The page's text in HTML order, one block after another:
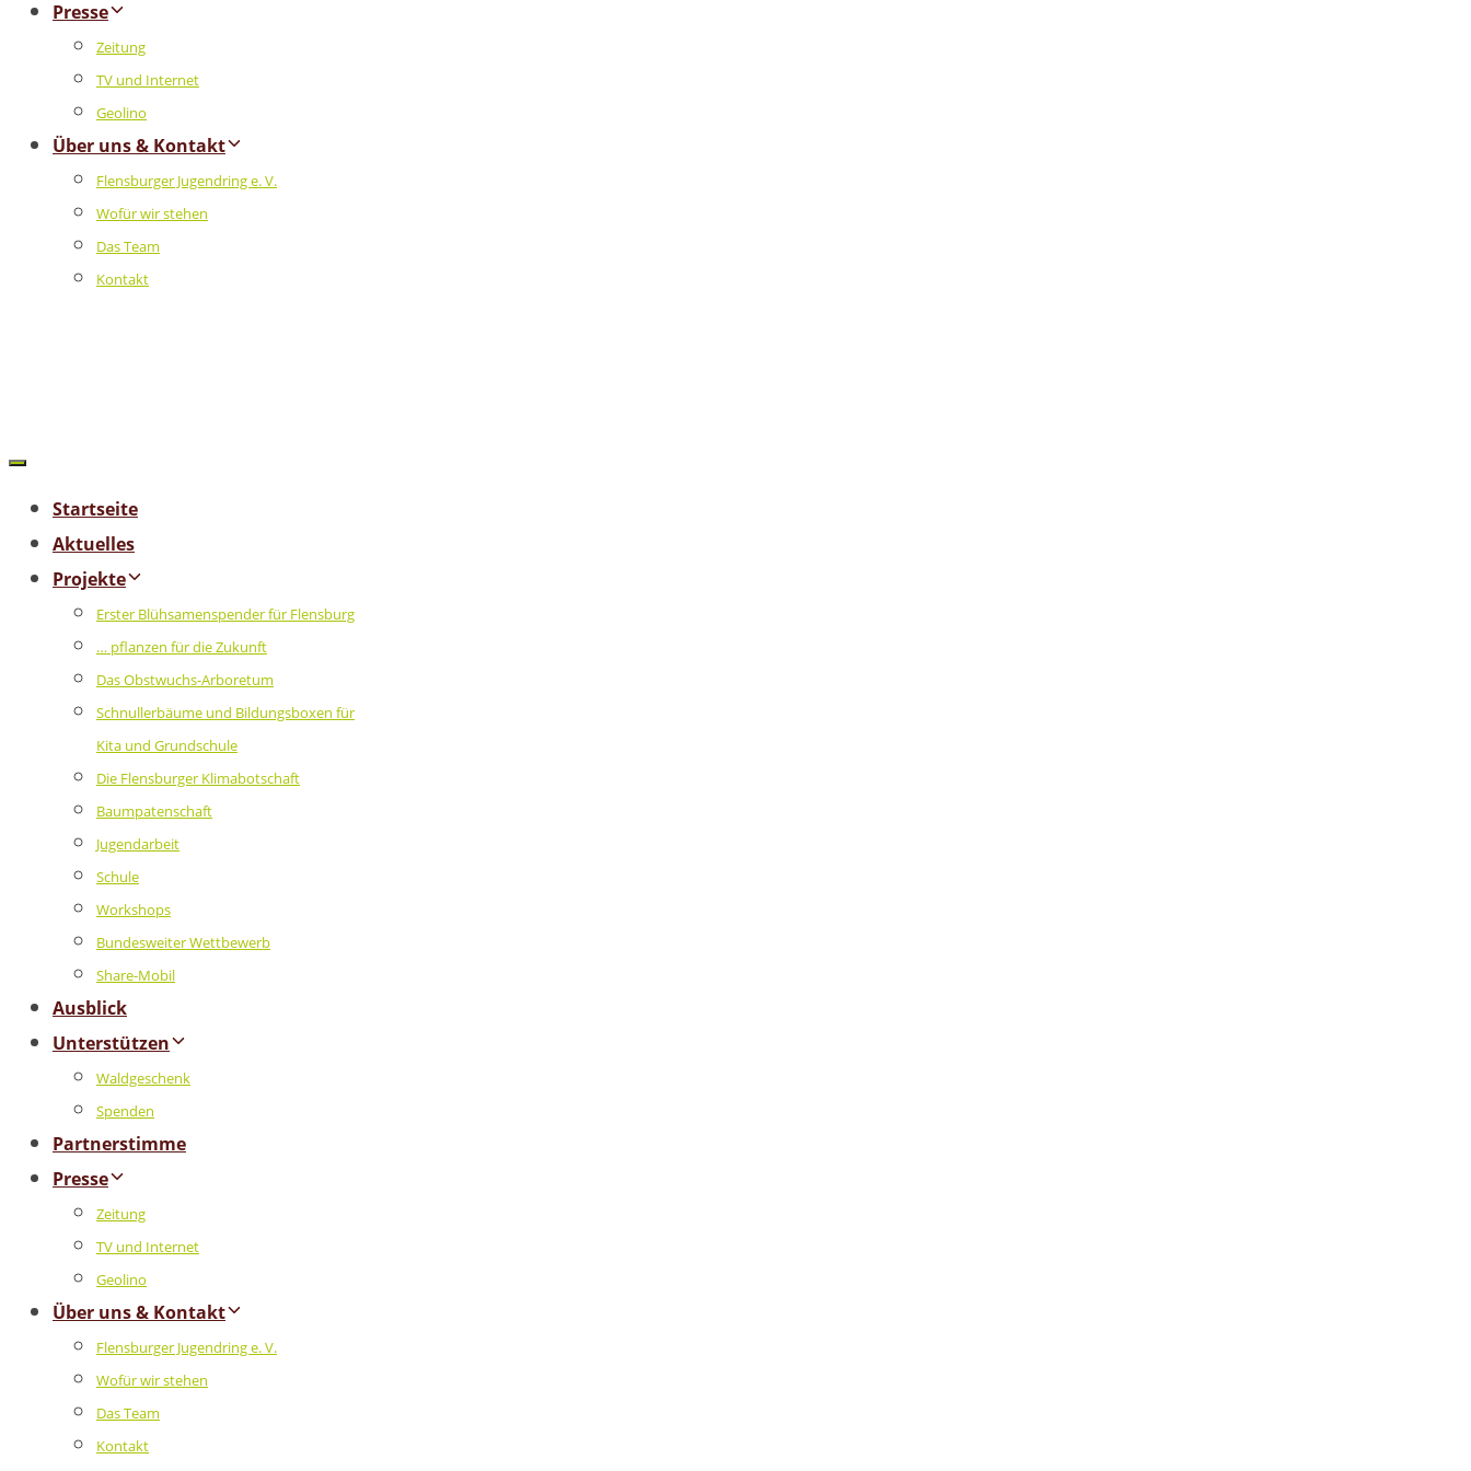
Presse
Zeitung
TV und Internet
Geolino
Über uns & Kontakt
Flensburger Jugendring e. V.
Wofür wir stehen
Das Team
Kontakt
Startseite
Aktuelles
Projekte
Erster Blühsamenspender für Flensburg
… pflanzen für die Zukunft
Das Obstwuchs-Arboretum
Schnullerbäume und Bildungsboxen für
Kita und Grundschule
Die Flensburger Klimabotschaft
Baumpatenschaft
Jugendarbeit
Schule
Workshops
Bundesweiter Wettbewerb
Share-Mobil
Ausblick
Unterstützen
Waldgeschenk
Spenden
Partnerstimme
Presse
Zeitung
TV und Internet
Geolino
Über uns & Kontakt
Flensburger Jugendring e. V.
Wofür wir stehen
Das Team
Kontakt